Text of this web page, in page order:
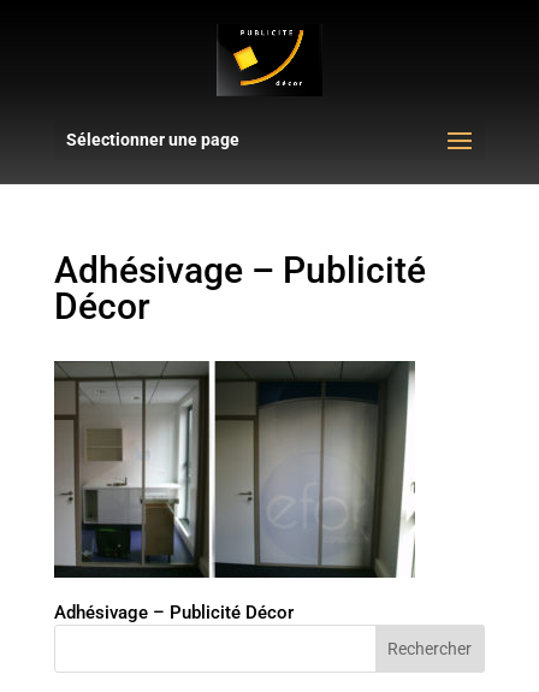
Sélectionner une page
Adhésivage – Publicité
Décor
Adhésivage – Publicité Décor